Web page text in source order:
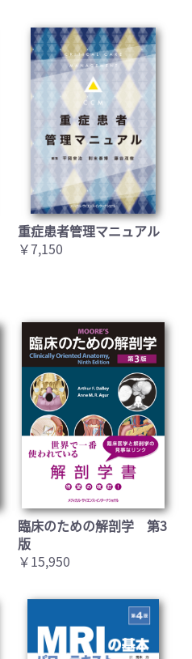
カートへ進む
重症患者管理マニュアル
￥7,150
臨床のための解剖学 第3
版
￥15,950